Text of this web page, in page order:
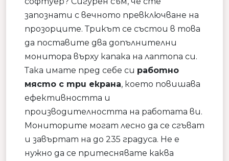
запознати с вечното превключване на
прозорците. Трикът се състои в това
да поставите два допълнителни
монитора върху капака на лаптопа си.
Така имате пред себе си работно
място с три екрана, което повишава
ефективността и
производителността на работата ви.
Мониторите могат лесно да се сгъват
и завъртат на до 235 градуса. Не е
нужно да се притеснявате каква